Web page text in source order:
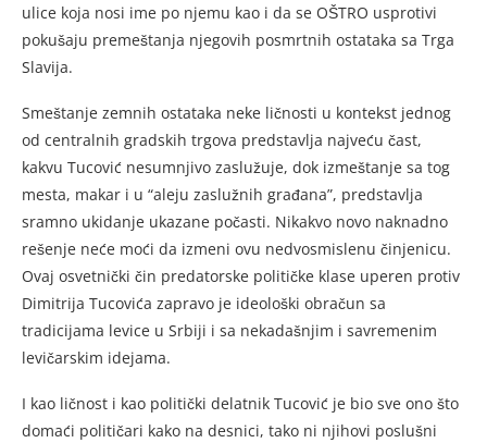
ulice koja nosi ime po njemu kao i da se OŠTRO usprotivi
pokušaju premeštanja njegovih posmrtnih ostataka sa Trga
Slavija.
Smeštanje zemnih ostataka neke ličnosti u kontekst jednog
od centralnih gradskih trgova predstavlja najveću čast,
kakvu Tucović nesumnjivo zaslužuje, dok izmeštanje sa tog
mesta, makar i u “aleju zaslužnih građana”, predstavlja
sramno ukidanje ukazane počasti. Nikakvo novo naknadno
rešenje neće moći da izmeni ovu nedvosmislenu činjenicu.
Ovaj osvetnički čin predatorske političke klase uperen protiv
Dimitrija Tucovića zapravo je ideološki obračun sa
tradicijama levice u Srbiji i sa nekadašnjim i savremenim
levičarskim idejama.
I kao ličnost i kao politički delatnik Tucović je bio sve ono što
domaći političari kako na desnici, tako ni njihovi poslušni